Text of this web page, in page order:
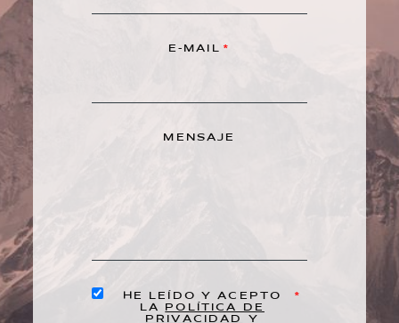
E-MAIL
MENSAJE
HE LEÍDO Y ACEPTO
LA
POLÍTICA DE
PRIVACIDAD
Y